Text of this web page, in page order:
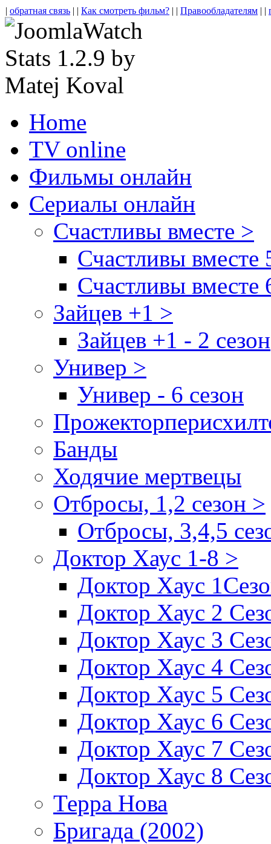
| обратная связь | | Как смотреть фильм? | | Правообладателям | |
Home
TV online
Фильмы онлайн
Сериалы онлайн
Счастливы вместе >
Счастливы вместе
Счастливы вместе
Зайцев +1 >
Зайцев +1 - 2 сезон
Универ >
Универ - 6 сезон
Банды
Ходячие мертвецы
Отбросы, 1,2 сезон >
Отбросы, 3,4,5
Доктор Хаус 1-8 >
Доктор Хаус
Доктор Хаус 2
Доктор Хаус 3
Доктор Хаус 4
Доктор Хаус 5
Доктор Хаус 6
Доктор Хаус 7
Доктор Хаус 8
Терра Нова
Бригада (2002)